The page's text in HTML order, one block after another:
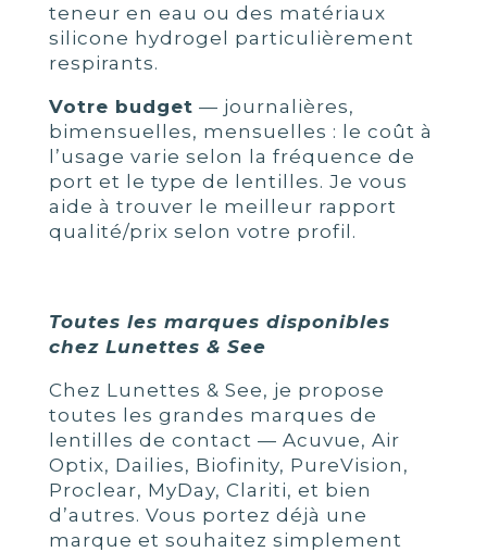
teneur en eau ou des matériaux
silicone hydrogel particulièrement
respirants.
Votre budget — journalières,
bimensuelles, mensuelles : le coût à
l’usage varie selon la fréquence de
port et le type de lentilles. Je vous
aide à trouver le meilleur rapport
qualité/prix selon votre profil.
Toutes les marques disponibles
chez Lunettes & See
Chez Lunettes & See, je propose
toutes les grandes marques de
lentilles de contact — Acuvue, Air
Optix, Dailies, Biofinity, PureVision,
Proclear, MyDay, Clariti, et bien
d’autres. Vous portez déjà une
marque et souhaitez simplement